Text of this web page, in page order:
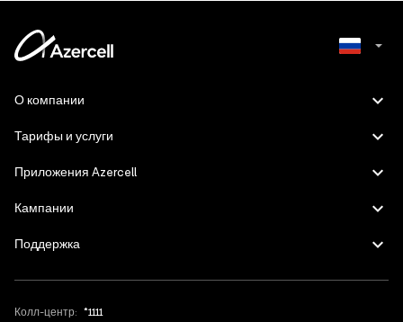
О компании
Тарифы и услуги
Приложения Azercell
Кампании
Поддержка
Колл-центр: *1111